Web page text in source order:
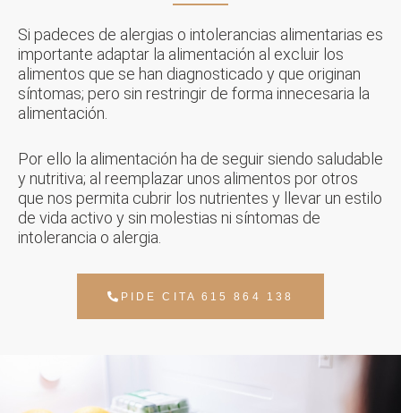
Si padeces de alergias o intolerancias alimentarias es
importante adaptar la alimentación al excluir los
alimentos que se han diagnosticado y que originan
síntomas; pero sin restringir de forma innecesaria la
alimentación.
Por ello la alimentación ha de seguir siendo saludable
y nutritiva; al reemplazar unos alimentos por otros
que nos permita cubrir los nutrientes y llevar un estilo
de vida activo y sin molestias ni síntomas de
intolerancia o alergia.
PIDE CITA 615 864 138